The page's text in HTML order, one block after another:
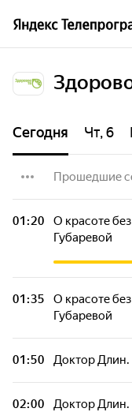
Сегодня Чт, 6
Прошедшие
Жeнский чат
Доктор
Игра
Спросите
Тренировку
01:20
О красоте
Губаревой
01:35
О красоте
Губаревой
01:50 Доктор
02:00 Доктор